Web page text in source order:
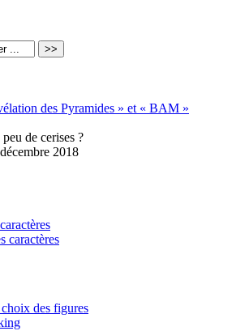
des Pyramides » et « BAM »
de cerises ?
2018
des figures